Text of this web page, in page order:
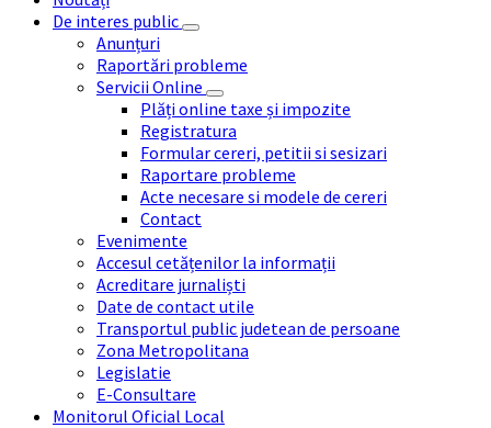
De interes public
Anunțuri
Raportări probleme
Servicii Online
Plăți online taxe și impozite
Registratura
Formular cereri, petitii si sesizari
Raportare probleme
Acte necesare si modele de cereri
Contact
Evenimente
Accesul cetățenilor la informații
Acreditare jurnaliști
Date de contact utile
Transportul public judetean de persoane
Zona Metropolitana
Legislatie
E-Consultare
Monitorul Oficial Local